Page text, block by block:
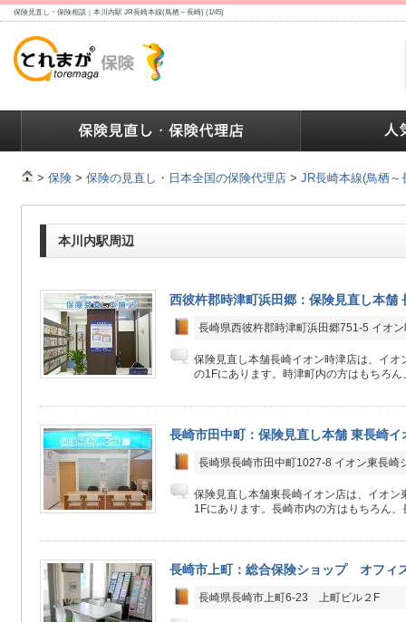
保険見直し・保険相談｜本川内駅 JR長崎本線(鳥栖～長崎) (1/45)
> 保険 > 保険の見直し・日本全国の保険代理店 > JR長崎本線(鳥栖～
本川内駅周辺
西彼杵郡時津町浜田郷：保険見直し本舗
長崎県西彼杵郡時津町浜田郷751-5 イオ
保険見直し本舗長崎イオン時津店は、イオ
の1Fにあります。時津町内の方はもちろ
長崎市田中町：保険見直し本舗 東長崎イ
長崎県長崎市田中町1027-8 イオン東長崎
保険見直し本舗東長崎イオン店は、イオン
1Fにあります。長崎市内の方はもちろん
長崎市上町：総合保険ショップ オフィ
長崎県長崎市上町6-23 上町ビル２F